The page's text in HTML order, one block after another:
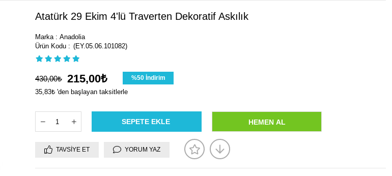
Atatürk 29 Ekim 4'lü Traverten Dekoratif Askılık
Marka : Anadolia
(EY.05.06.101082)
430,00₺ 215,00₺ %50İndirim
35,83₺ 'den başlayan taksitlerle
TAVSIYE ET YORUM YAZ